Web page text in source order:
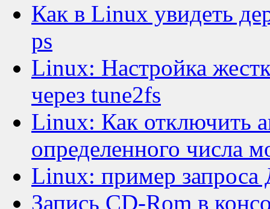
Как в Linux увидеть
ps
Linux: Настройка
через tune2fs
Linux: Как отключить
определенного числа
Linux: пример запроса
Запись CD-Rom в